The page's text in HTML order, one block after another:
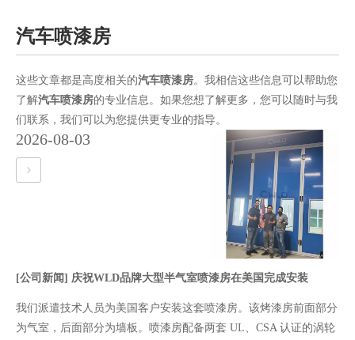
汽车喷漆房
这些文章都是高度相关的汽车喷漆房。我相信这些信息可以帮助您
了解汽车喷漆房的专业信息。如果您想了解更多，您可以随时与我
们联系，我们可以为您提供更专业的指导。
2026-08-03
[公司新闻] 庆祝WLD品牌大型半气室喷漆房在美国完成安装
我们派遣技术人员为美国客户安装这套喷漆房。该烤漆房前面部分
为气室，后面部分为墙板。喷漆房配备两套 UL、CSA 认证的涡轮